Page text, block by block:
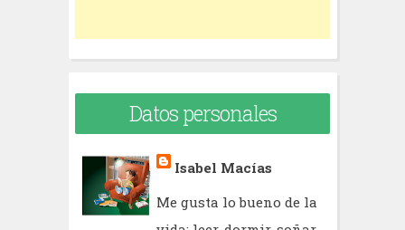
Datos personales
Isabel Macías
Me gusta lo bueno de la